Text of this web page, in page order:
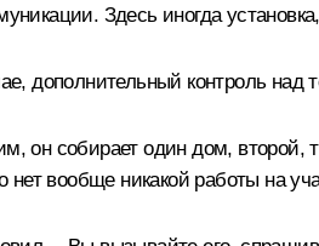
Здесь иногда
дополнительный контроль
он собирает один дом, второй,
нет вообще никакой работы на